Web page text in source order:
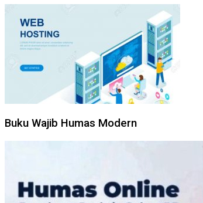
Buku Wajib Humas Modern